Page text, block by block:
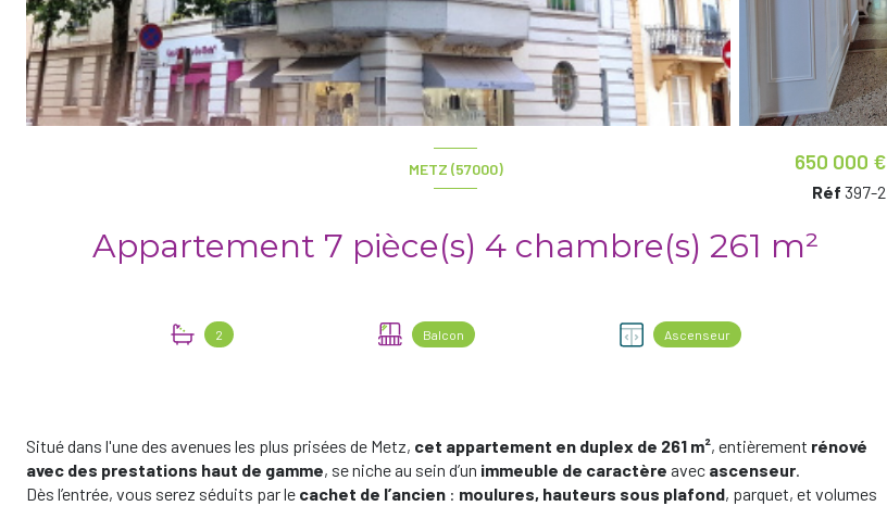
METZ (57000)
Appartement 7 pièce(s) 4 chambre(s) 261 m²
2 Balcon Ascenseur
650 000 €
Réf 397-2
Situé dans l'une des avenues les plus prisées de Metz, cet appartement en duplex de 261 m², entièrement rénové
avec des prestations haut de gamme, se niche au sein d’un immeuble de caractère avec ascenseur.
Dès l’entrée, vous serez séduits par le cachet de l’ancien : moulures, hauteurs sous plafond, parquet, et volumes